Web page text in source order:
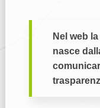
Nel web
nasce